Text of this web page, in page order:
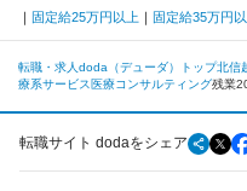
固定給25万円以上 固定給35万円
転職・求人doda（デューダ）トップ北信
療系サービス 医療コンサルティング残業
転職サイト dodaをシェア